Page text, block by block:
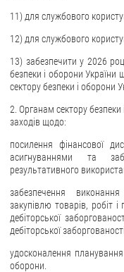
11) для службового
12) для службового
13) забезпечити у 2026
безпеки і оборони
сектору безпеки і оборони
2. Органам сектору
заходів щодо:
посилення фінансової
асигнуваннями та
результативного
забезпечення
закупівлю товарів, робіт
дебіторської
дебіторської
удосконалення
оборони.